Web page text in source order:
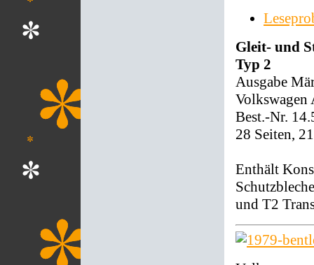
Gleit- und
Typ 2
Ausgabe
Volkswagen
Best.-Nr.
28 Seiten,
Enthält
und T2